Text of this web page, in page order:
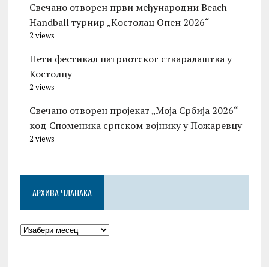
Свечано отворен први међународни Beach
Handball турнир „Kостолац Опен 2026“
2 views
Пети фестивал патриотског стваралаштва у
Костолцу
2 views
Свечано отворен пројекат „Моја Србија 2026“
код Споменика српском војнику у Пожаревцу
2 views
АРХИВА ЧЛАНАКА